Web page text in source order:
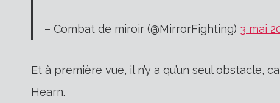
– Combat de miroir (@MirrorFighting) 3 mai
Et à première vue, il n’y a qu’un seul obstacle,
Hearn.